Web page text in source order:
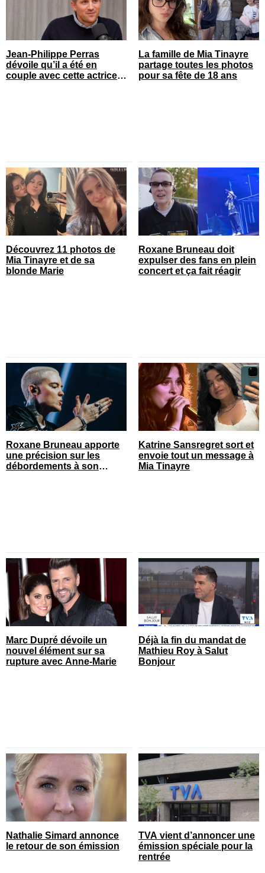
Jean-Philippe Perras
dévoile qu’il a été en
couple avec cette actrice
La famille de Mia Tinayre
partage toutes les photos
pour sa fête de 18 ans
Découvrez 11 photos de
Mia Tinayre et de sa
blonde Marie
Roxane Bruneau doit
expulser des fans en plein
concert et ça fait réagir
Roxane Bruneau apporte
une précision sur les
débordements à son
Katrine Sansregret sort et
envoie tout un message à
Mia Tinayre
Marc Dupré dévoile un
nouvel élément sur sa
rupture avec Anne-Marie
Déjà la fin du mandat de
Mathieu Roy à Salut
Bonjour
Nathalie Simard annonce
le retour de son émission
TVA vient d’annoncer une
émission spéciale pour la
rentrée